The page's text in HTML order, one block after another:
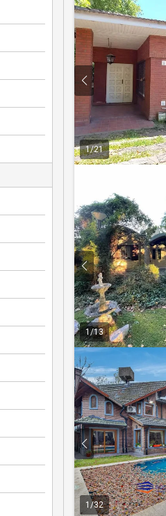
1/21
1 /13
1 /32